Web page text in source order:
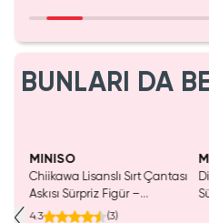
BUNLARI DA
MINISO
Chiikawa Lisanslı Sırt Çantası
Askısı Sürpriz Figür –
Koleksiyonluk Blind Box
4.3 (3)